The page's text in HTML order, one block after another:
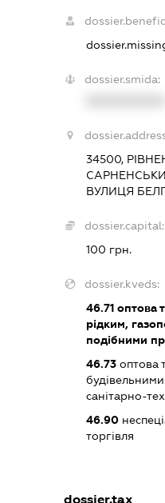
dossier.smida:
34500,
ВУЛИЦЯ
dossier.capital:
100 грн.
dossier.kveds:
46.71 оптова
рідким,
подібними
46.73 оптова
санітарно-
46.90
торгівля
dossier.tax